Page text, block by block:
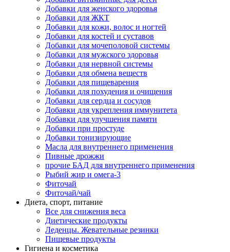
Добавки для женского здоровья
Добавки для ЖКТ
Добавки для кожи, волос и ногтей
Добавки для костей и суставов
Добавки для мочеполовой системы
Добавки для мужского здоровья
Добавки для нервной системы
Добавки для обмена веществ
Добавки для пищеварения
Добавки для похудения и очищения
Добавки для сердца и сосудов
Добавки для укрепления иммунитета
Добавки для улучшения памяти
Добавки при простуде
Добавки тонизирующие
Масла для внутреннего применения
Пивные дрожжи
прочие БАД для внутреннего применения
Рыбий жир и омега-3
Фиточай
Фиточай/чай
Диета, спорт, питание
Все для снижения веса
Диетические продукты
Леденцы. Жевательные резинки
Пищевые продукты
Гигиена и косметика